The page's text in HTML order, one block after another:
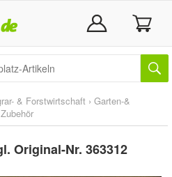
& Forstwirtschaft › Garten-&
Original-Nr. 363312